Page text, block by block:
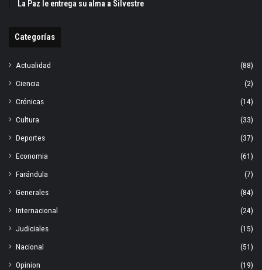
La Paz le entrega su alma a Silvestre
Categorías
Actualidad
(88)
Ciencia
(2)
Crónicas
(14)
Cultura
(33)
Deportes
(37)
Economia
(61)
Farándula
(7)
Generales
(84)
Internacional
(24)
Judiciales
(15)
Nacional
(51)
Opinion
(19)